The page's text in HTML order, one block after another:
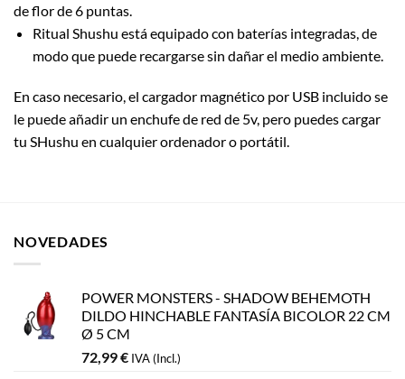
de flor de 6 puntas.
Ritual Shushu está equipado con baterías integradas, de
modo que puede recargarse sin dañar el medio ambiente.
En caso necesario, el cargador magnético por USB incluido se
le puede añadir un enchufe de red de 5v, pero puedes cargar
tu SHushu en cualquier ordenador o portátil.
NOVEDADES
POWER MONSTERS - SHADOW BEHEMOTH
DILDO HINCHABLE FANTASÍA BICOLOR 22 CM
Ø 5 CM
72,99€ IVA (Incl.)